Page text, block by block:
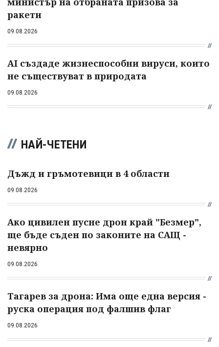
ракети
09.08.2026
AI създаде жизнеспособни вируси, които
не съществуват в природата
09.08.2026
НАЙ-ЧЕТЕНИ
Дъжд и гръмотевици в 4 области
09.08.2026
Ако цивилен пусне дрон край "Безмер",
ще бъде съден по законите на САЩ -
невярно
09.08.2026
Тагарев за дрона: Има още една версия -
руска операция под фалшив флаг
09.08.2026